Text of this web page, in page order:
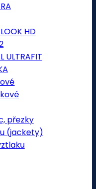
HD
ULTRAFIT
přezky
(jackety)